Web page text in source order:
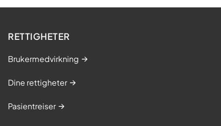
RETTIGHETER
Brukermedvirkning
Dine rettigheter
Pasientreiser